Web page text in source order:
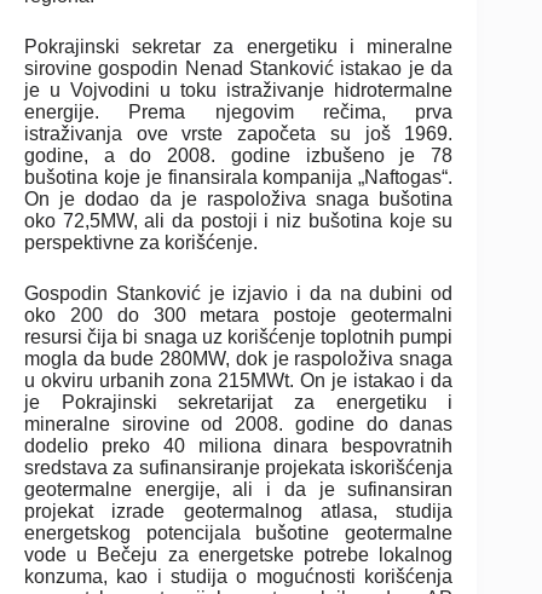
Pokrajinski sekretar za energetiku i mineralne
sirovine gospodin Nenad Stanković istakao je da
je u Vojvodini u toku istraživanje hidrotermalne
energije. Prema njegovim rečima, prva
istraživanja ove vrste započeta su još 1969.
godine, a do 2008. godine izbušeno je 78
bušotina koje je finansirala kompanija „Naftogas“.
On je dodao da je raspoloživa snaga bušotina
oko 72,5MW, ali da postoji i niz bušotina koje su
perspektivne za korišćenje.
Gospodin Stanković je izjavio i da na dubini od
oko 200 do 300 metara postoje geotermalni
resursi čija bi snaga uz korišćenje toplotnih pumpi
mogla da bude 280MW, dok je raspoloživa snaga
u okviru urbanih zona 215MWt. On je istakao i da
je Pokrajinski sekretarijat za energetiku i
mineralne sirovine od 2008. godine do danas
dodelio preko 40 miliona dinara bespovratnih
sredstava za sufinansiranje projekata iskorišćenja
geotermalne energije, ali i da je sufinansiran
projekat izrade geotermalnog atlasa, studija
energetskog potencijala bušotine geotermalne
vode u Bečeju za energetske potrebe lokalnog
konzuma, kao i studija o mogućnosti korišćenja